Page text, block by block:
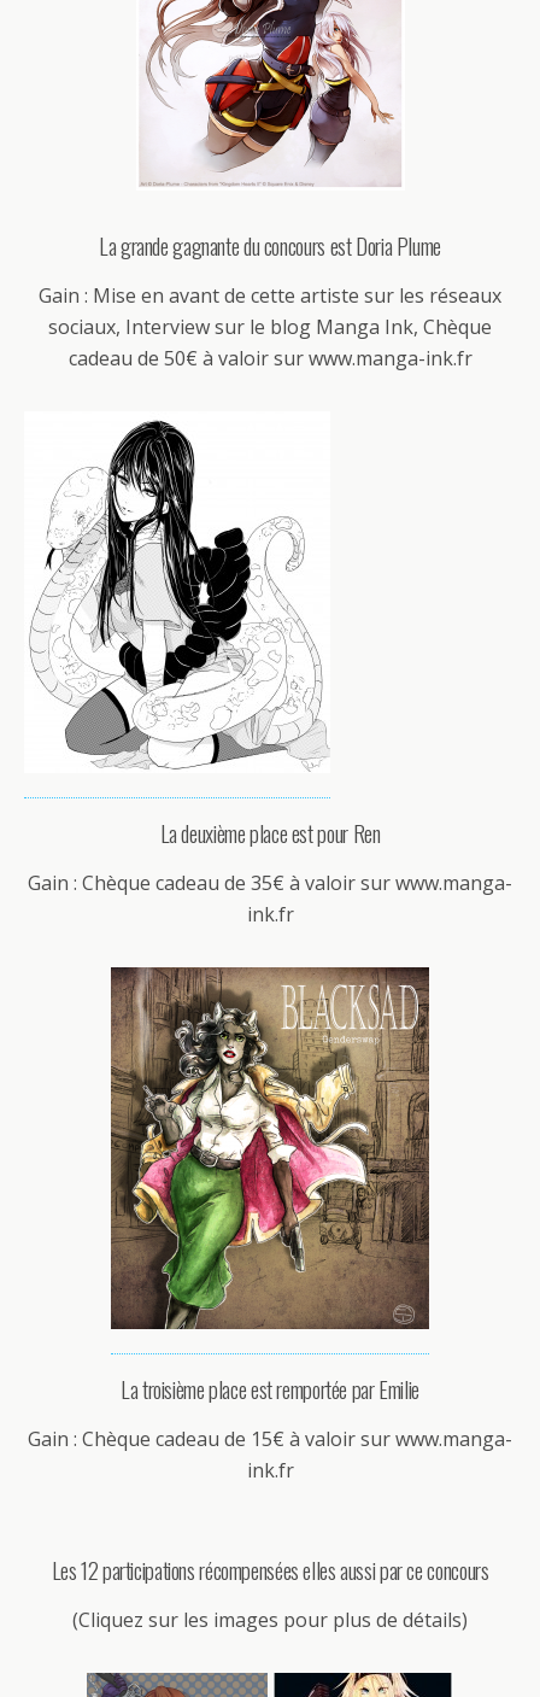
La grande gagnante du concours est Doria Plume
Gain : Mise en avant de cette artiste sur les réseaux
sociaux, Interview sur le blog Manga Ink, Chèque
cadeau de 50€ à valoir sur www.manga-ink.fr
La deuxième place est pour Ren
Gain : Chèque cadeau de 35€ à valoir sur www.manga-
ink.fr
La troisième place est remportée par Emilie
Gain : Chèque cadeau de 15€ à valoir sur www.manga-
ink.fr
Les 12 participations récompensées elles aussi par ce concours
(Cliquez sur les images pour plus de détails)